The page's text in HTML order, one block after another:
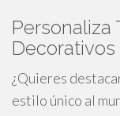
Personaliza
Decorativos
¿Quieres
estilo único al